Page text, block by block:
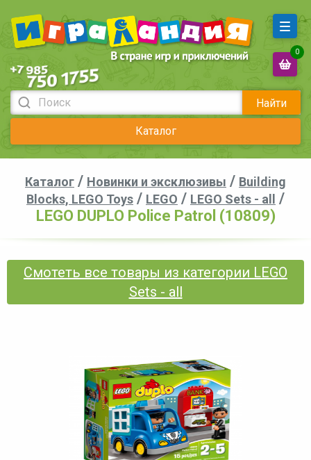
Найти
Каталог
0
Каталог / Новинки и эксклюзивы / Building
Blocks, LEGO Toys / LEGO / LEGO Sets - all
/
LEGO DUPLO Police Patrol (10809)
Смотеть все товары из категории LEGO
Sets - all